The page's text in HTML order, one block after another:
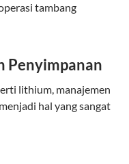
tambang
Penyimpanan
lithium, manajemen
hal yang sangat